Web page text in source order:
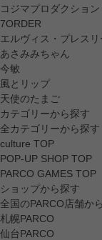
コジマプロダクション
7ORDER
エルヴィス・プレスリ
あさみみちゃん
今敏
風とリップ
天使のたまご
カテゴリーから探す
全カテゴリーから探す
culture TOP
POP-UP SHOP TOP
PARCO GAMES TOP
ショップから探す
全国のPARCO店舗か
札幌PARCO
仙台PARCO